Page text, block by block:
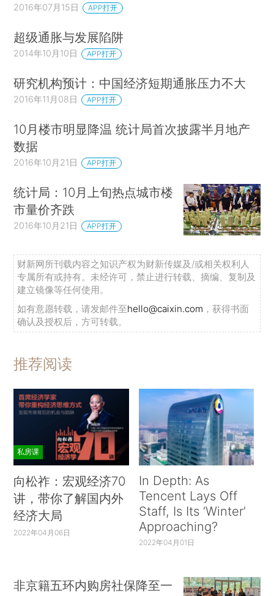
2016年07月15日 APP打开
超级通胀与发展陷阱
2014年10月10日 APP打开
研究机构预计：中国经济短期通胀压力不大
2016年11月08日 APP打开
10月楼市明显降温 统计局首次披露半月地产
数据
2016年10月21日 APP打开
统计局：10月上旬热点城市楼
市量价齐跌
2016年10月21日 APP打开
财新网所刊载内容之知识产权为财新传媒及/或相关权利人
专属所有或持有。未经许可，禁止进行转载、摘编、复制及
建立镜像等任何使用。
如有意愿转载，请发邮件至hello@caixin.com ，获得书面
确认及授权后，方可转载。
推荐阅读
私房课
向松祚：宏观经济70
讲，带你了解国内外
经济大局
2022年04月06日
In Depth: As
Tencent Lays Off
Staff, Is Its ‘Winter’
Approaching?
2022年04月01日
非京籍五环内购房社保降至一